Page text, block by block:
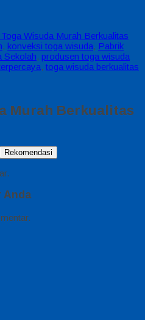
Wisuda Murah Berkualitas
, konveksi toga wisuda, Pabrik
Sekolah, produsen toga wisuda
, toga wisuda berkualitas
Murah Berkualitas
Rekomendasi
Anda